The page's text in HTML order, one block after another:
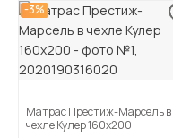
-3%
Матрас Престиж-Марсель в
чехле Кулер 160х200